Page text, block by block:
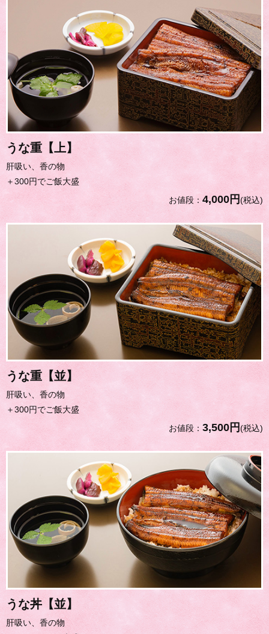
うな重【上】
肝吸い、香の物
＋300円でご飯大盛
お値段： 4,000円(税込)
うな重【並】
肝吸い、香の物
＋300円でご飯大盛
お値段： 3,500円(税込)
うな丼【並】
肝吸い、香の物